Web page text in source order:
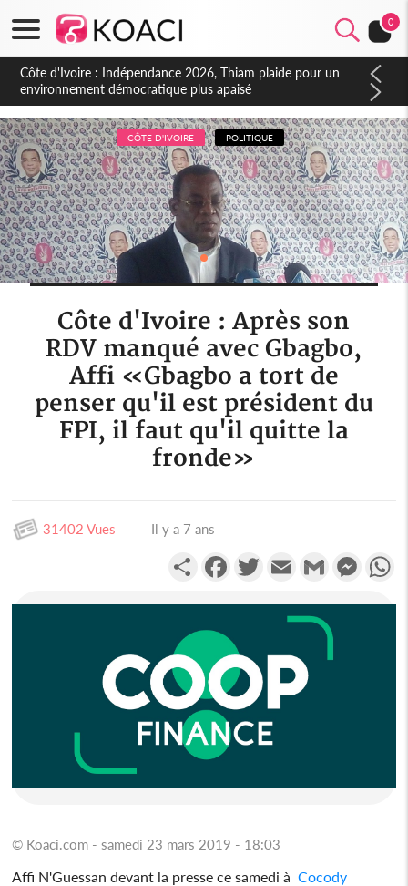
0
Côte d'Ivoire : Indépendance 2026, Thiam plaide pour un
environnement démocratique plus apaisé
CÔTE D'IVOIRE POLITIQUE
Côte d'Ivoire : Après son
RDV manqué avec Gbagbo,
Affi «Gbagbo a tort de
penser qu'il est président du
FPI, il faut qu'il quitte la
fronde»
31402 Vues Il y a 7 ans
PartagerFacebookTwitterEmail Gmail
© Koaci.com - samedi 23 mars 2019 - 18:03
Affi N'Guessan devant la presse ce samedi àCocody